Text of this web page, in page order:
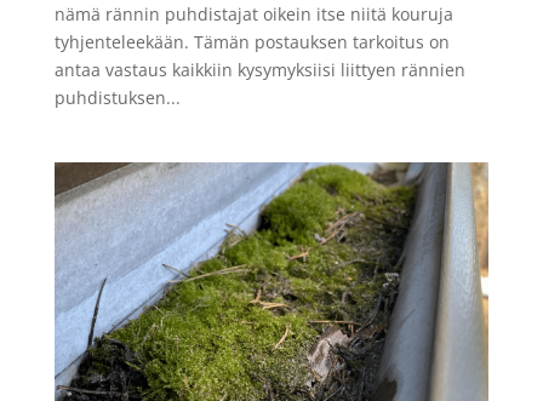
nämä rännin puhdistajat oikein itse niitä kouruja
tyhjenteleekään. Tämän postauksen tarkoitus on
antaa vastaus kaikkiin kysymyksiisi liittyen rännien
puhdistuksen...